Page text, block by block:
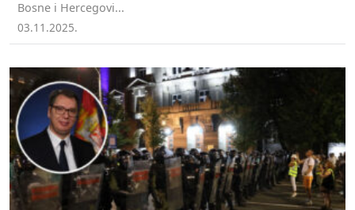
Bosne i Hercegovi...
03.11.2025.